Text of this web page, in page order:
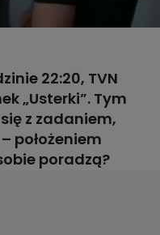
22:20, TVN
„Usterki”. Tym
z zadaniem,
położeniem
poradzą?